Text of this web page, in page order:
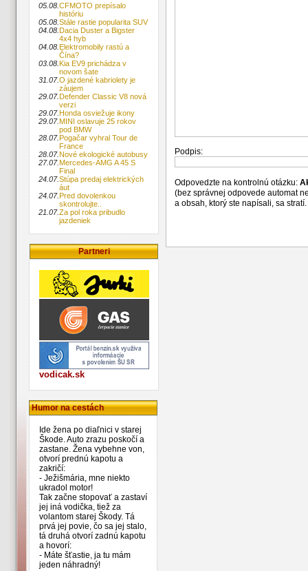
05.08.CFMOTO prepísalo
históriu
05.08.Stále rastie popularita SUV
04.08.Dacia Duster a Bigster
4x4 hyb
04.08.Elektromobily rastú a
Čína?
03.08.Kia EV9 prichádza v
novom šate
31.07.O jazdené kabriolety je
záujem
29.07.Defender Classic V8 nová
verzi
29.07.Honda osviežuje ikony
29.07.MINI oslavuje 25 rokov
pod BMW
28.07.Pogačar vyhral Tour de
France
28.07.Nové ekologické autobusy
27.07.Mercedes-AMG A 45 S
Final
24.07.Stúpa predaj elektrických
áut
24.07.Pred dovolenkou
skontrolujte..
21.07.Za pol roka pribudlo
jazdeniek
Partneri
vodicak.sk
Humor na cestách
Ide žena po diaľnici v starej
Škode. Auto zrazu poskočí a
zastane. Žena vybehne von,
otvorí prednú kapotu a
zakričí:
- Ježišmária, mne niekto
ukradol motor!
Tak začne stopovať a zastaví
jej iná vodička, tiež za
volantom starej Škody. Tá
prvá jej povie, čo sa jej stalo,
tá druhá otvorí zadnú kapotu
a hovorí:
- Máte šťastie, ja tu mám
jeden náhradný!
Podpis:
Odpovedzte na kontrolnú otázku:
(bez správnej odpovede automat
a obsah, ktorý ste napísali, sa